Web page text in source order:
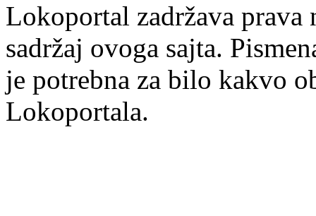
Lokoportal zadržava
sadržaj ovoga sajta.
je potrebna za bilo kakvo
Lokoportala.